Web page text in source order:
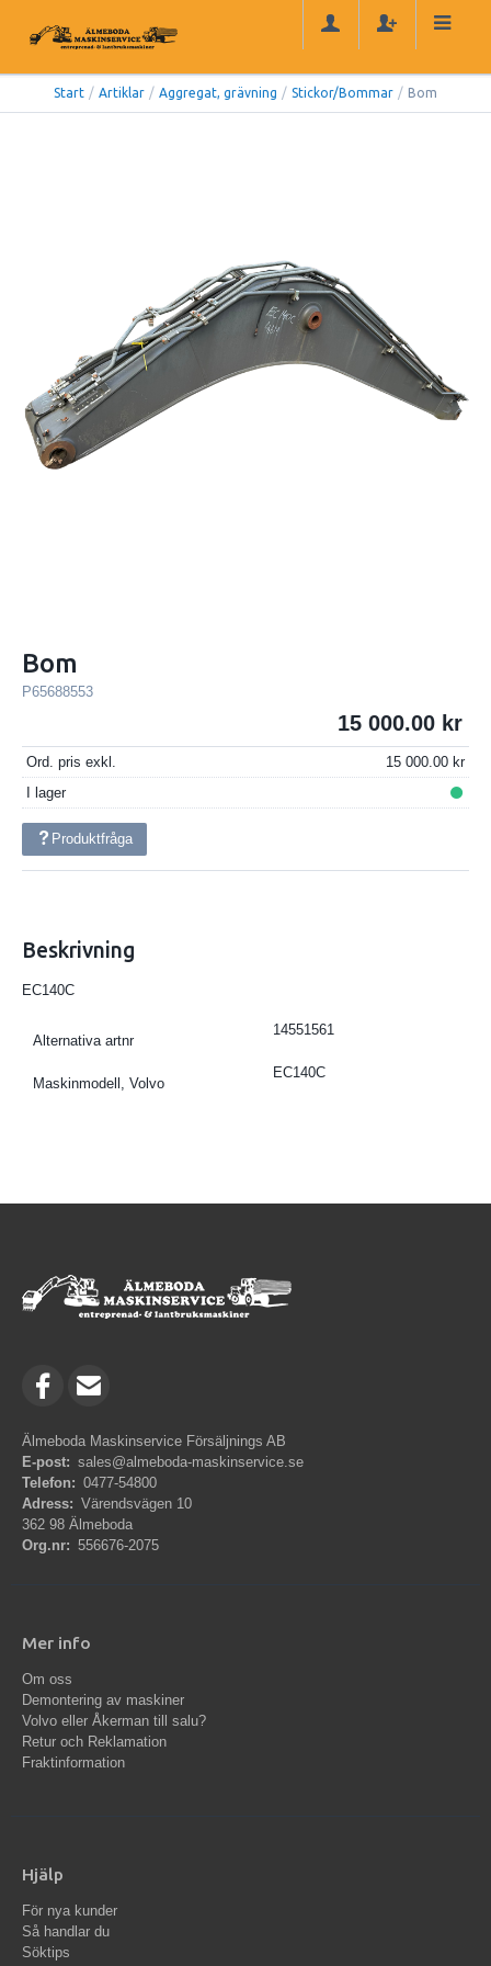
Start / Artiklar / Aggregat, grävning / Stickor/Bommar / Bom
Bom
P65688553
15 000.00
Ord. pris exkl.
15 000.00
I lager
Produktfråga
Beskrivning
EC140C
Alternativa artnr
14551561
Maskinmodell, Volvo
EC140C
Älmeboda Maskinservice Försäljnings AB
E-post: sales@almeboda-maskinservice.se
Telefon: 0477-54800
Adress: Värendsvägen 10
362 98 Älmeboda
Org.nr: 556676-2075
Mer info
Om oss
Demontering av maskiner
Volvo eller Åkerman till salu?
Retur och Reklamation
Fraktinformation
Hjälp
För nya kunder
Så handlar du
Söktips